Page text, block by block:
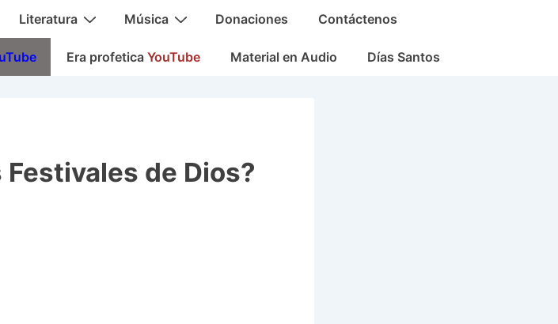
Literatura Música Donaciones Contáctenos
Era profetica YouTube Material en Audio Días Santos
de Dios?